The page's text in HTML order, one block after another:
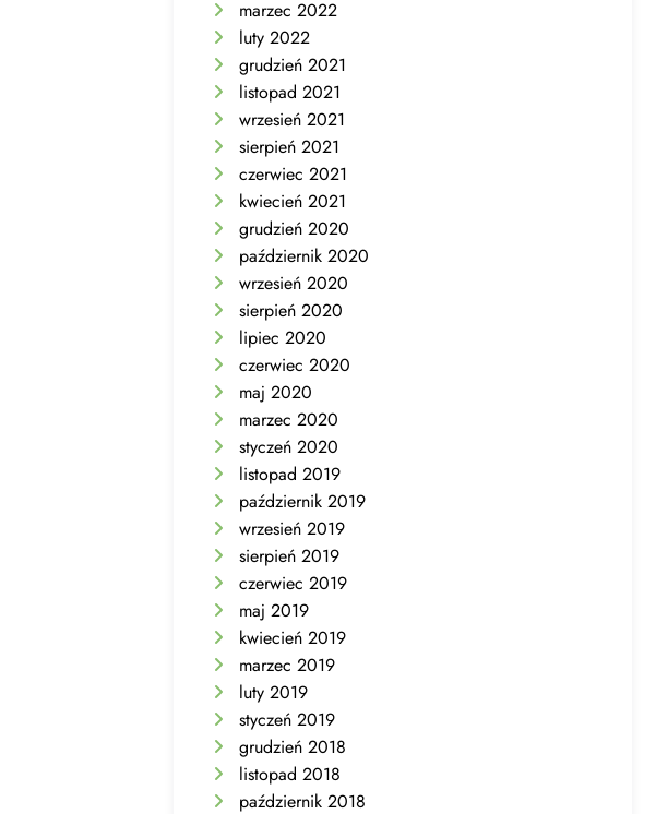
marzec 2022
luty 2022
grudzień 2021
listopad 2021
wrzesień 2021
sierpień 2021
czerwiec 2021
kwiecień 2021
grudzień 2020
październik 2020
wrzesień 2020
sierpień 2020
lipiec 2020
czerwiec 2020
maj 2020
marzec 2020
styczeń 2020
listopad 2019
październik 2019
wrzesień 2019
sierpień 2019
czerwiec 2019
maj 2019
kwiecień 2019
marzec 2019
luty 2019
styczeń 2019
grudzień 2018
listopad 2018
październik 2018